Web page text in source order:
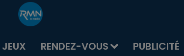
JEUX RENDEZ-VOUS PUBLICITÉ